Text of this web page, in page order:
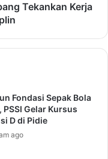
Tekankan Kerja
Fondasi Sepak Bola
PSSI Gelar Kursus
D di Pidie
ago